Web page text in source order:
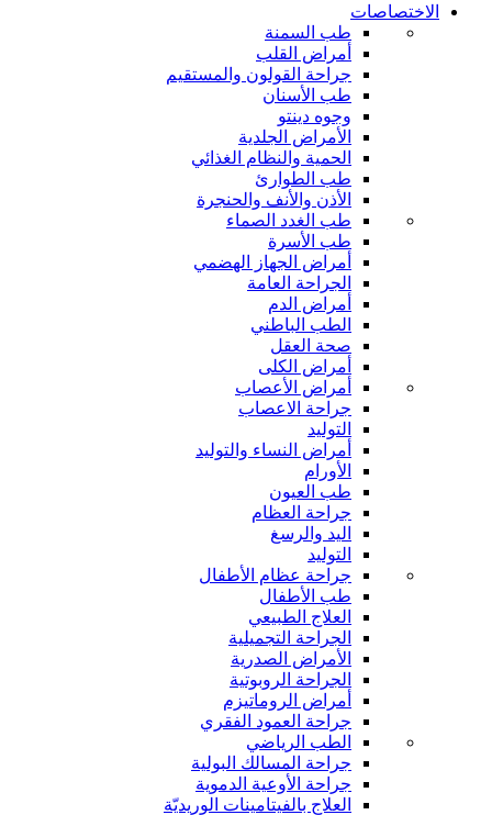
الاختصاصات
طب السمنة
أمراض القلب
جراحة القولون والمستقيم
طب الأسنان
وجوه دينتو
الأمراض الجلدية
الحمية والنظام الغذائي
طب الطوارئ
الأذن والأنف والحنجرة
طب الغدد الصماء
طب الأسرة
أمراض الجهاز الهضمي
الجراحة العامة
أمراض الدم
الطب الباطني
صحة العقل
أمراض الكلى
أمراض الأعصاب
جراحة الاعصاب
التوليد
أمراض النساء والتوليد
الأورام
طب العيون
جراحة العظام
اليد والرسغ
التوليد
جراحة عظام الأطفال
طب الأطفال
العلاج الطبيعي
الجراحة التجميلية
الأمراض الصدرية
الجراحة الروبوتية
أمراض الروماتيزم
جراحة العمود الفقري
الطب الرياضي
جراحة المسالك البولية
جراحة الأوعية الدموية
العلاج بالفيتامينات الوريديّة